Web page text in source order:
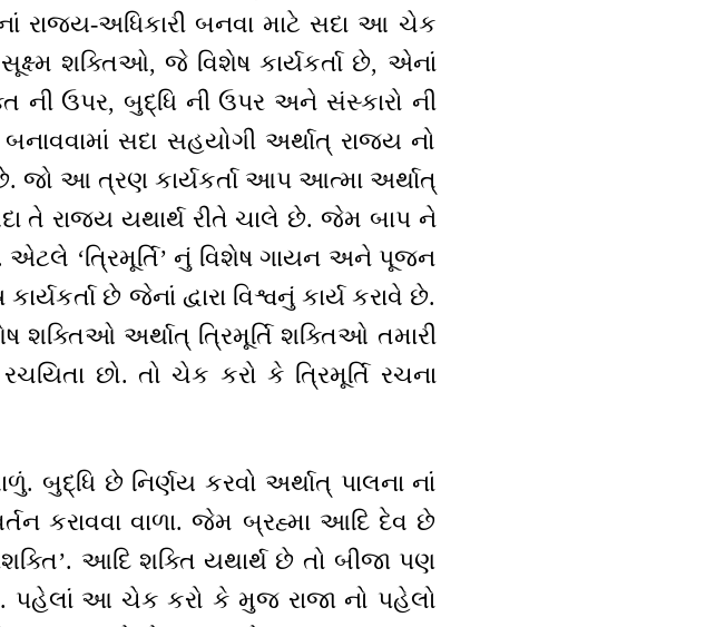
રાજ્ય-અધિકારી બનવા માટે સદા આ ચેક
શક્તિઓ, જે વિશેષ કાર્યકર્તા છે, એનાં
ની ઉપર, બુદ્ધિ ની ઉપર અને સંસ્કારો ની
સદા સહયોગી અર્થાત્ રાજ્ય નો
છે. જો આ ત્રણ કાર્યકર્તા આપ આત્મા અર્થાત્
તે રાજ્ય યથાર્થ રીતે ચાલે છે. જેમ બાપ ને
એટલે ‘ત્રિમૂર્તિ’ નું વિશેષ ગાયન અને પૂજન
છે જેનાં દ્વારા વિશ્વનું કાર્ય કરાવે છે.
અર્થાત્ ત્રિમૂર્તિ શક્તિઓ તમારી
છો. તો ચેક કરો કે ત્રિમૂર્તિ રચના
બુદ્ધિ છે નિર્ણય કરવો અર્થાત્ પાલના નાં
કરાવવા વાળા. જેમ બ્રહ્મા આદિ દેવ છે
આદિ શક્તિ યથાર્થ છે તો બીજા પણ
છે. પહેલાં આ ચેક કરો કે મુજ રાજા નો પહેલો